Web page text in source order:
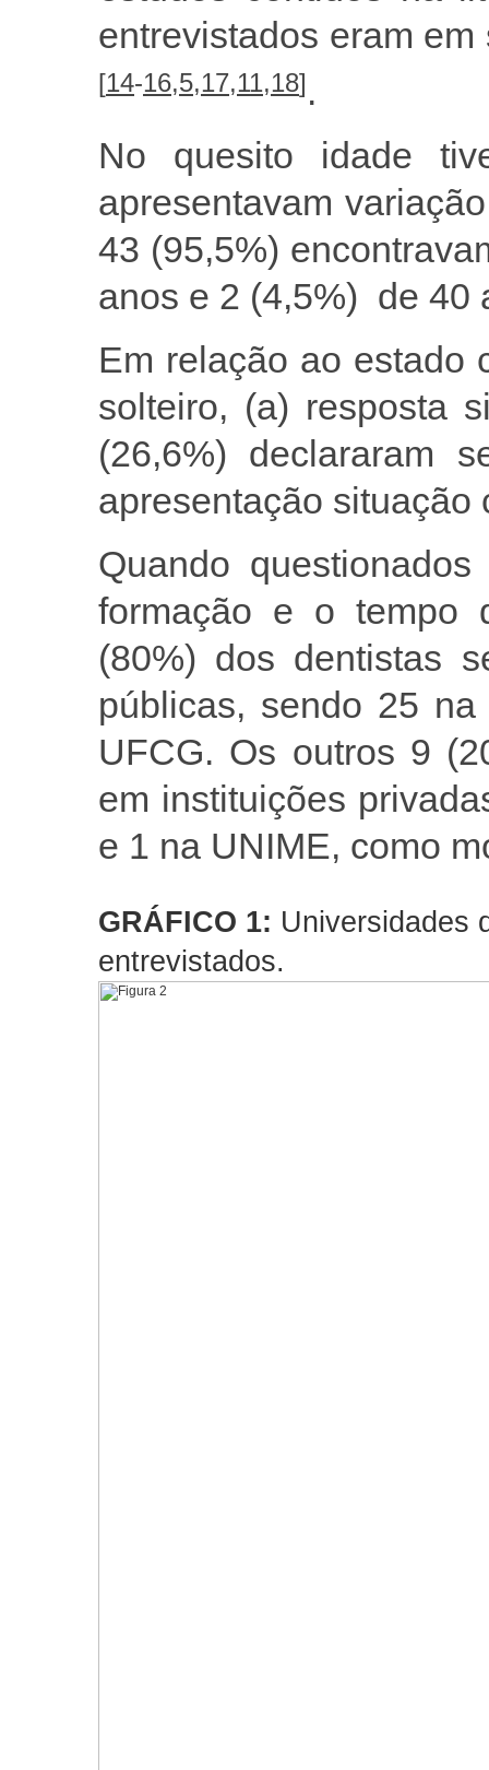
entrevistados eram
[14-16,5,17,11,18].
No quesito idade
apresentavam
43 (95,5%)
anos e 2 (4,5%) de 40
Em relação ao estado
solteiro, (a) resposta
(26,6%) declararam
apresentação
Quando
formação e o tempo
(80%) dos dentistas
públicas, sendo 25
UFCG. Os outros 9
em instituições
e 1 na UNIME, como
GRÁFICO 1: Universidades
entrevistados.